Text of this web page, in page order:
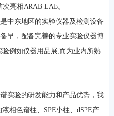
次亮相ARAB LAB。
中东地区的实验仪器及检测设备
早，配备完善的专业实验仪器博
例如仪器用品展,而为业内所熟
实验的研发能力和产品优势，我
相色谱柱、SPE小柱、dSPE产